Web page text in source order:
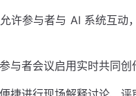
允许参与者与 AI 系统互动
与者会议启用实时共同创